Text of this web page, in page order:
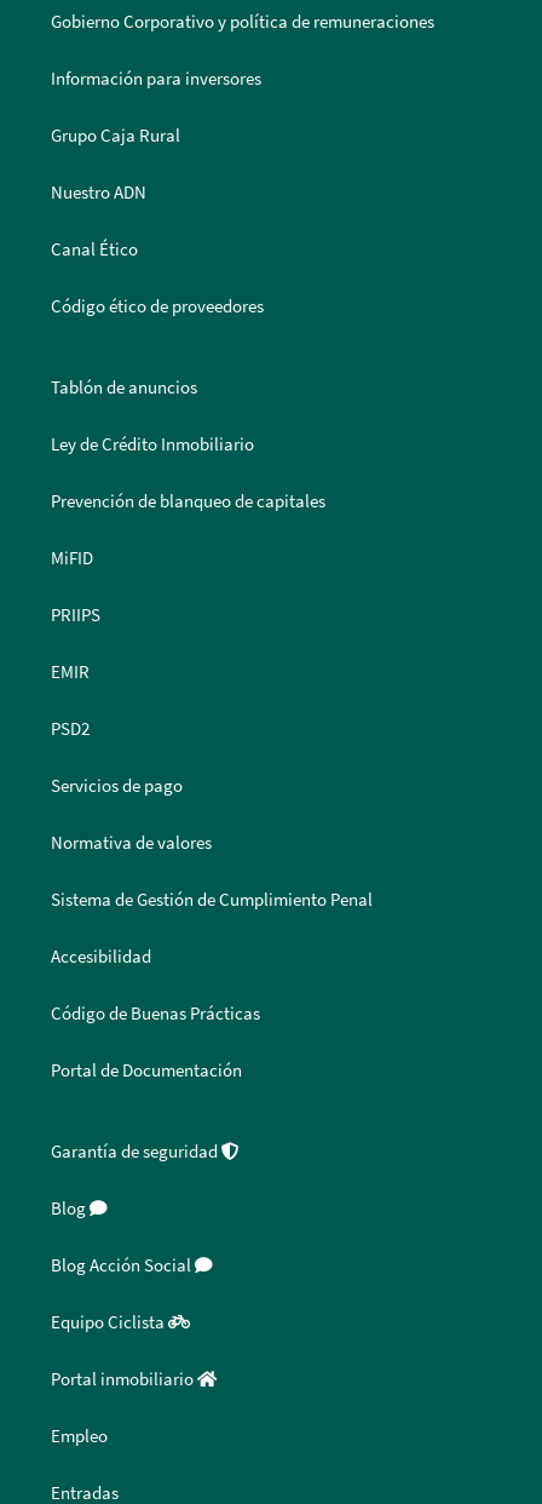
Gobierno Corporativo y política de remuneraciones
Información para inversores
Grupo Caja Rural
Nuestro ADN
Canal Ético
Código ético de proveedores
Tablón de anuncios
Ley de Crédito Inmobiliario
Prevención de blanqueo de capitales
MiFID
PRIIPS
EMIR
PSD2
Servicios de pago
Normativa de valores
Sistema de Gestión de Cumplimiento Penal
Accesibilidad
Código de Buenas Prácticas
Portal de Documentación
Garantía de seguridad
Blog
Blog Acción Social
Equipo Ciclista
Portal inmobiliario
Empleo
Entradas